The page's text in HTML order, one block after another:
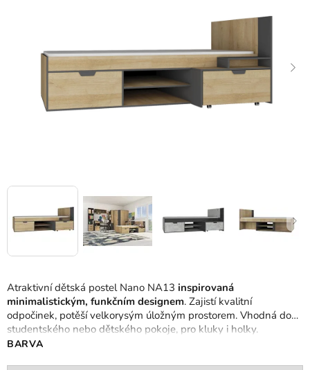
Atraktivní dětská postel Nano NA13 inspirovaná
minimalistickým, funkčním designem. Zajistí kvalitní
odpočinek, potěší velkorysým úložným prostorem. Vhodná do
studentského nebo dětského pokoje, pro kluky i holky.
BARVA